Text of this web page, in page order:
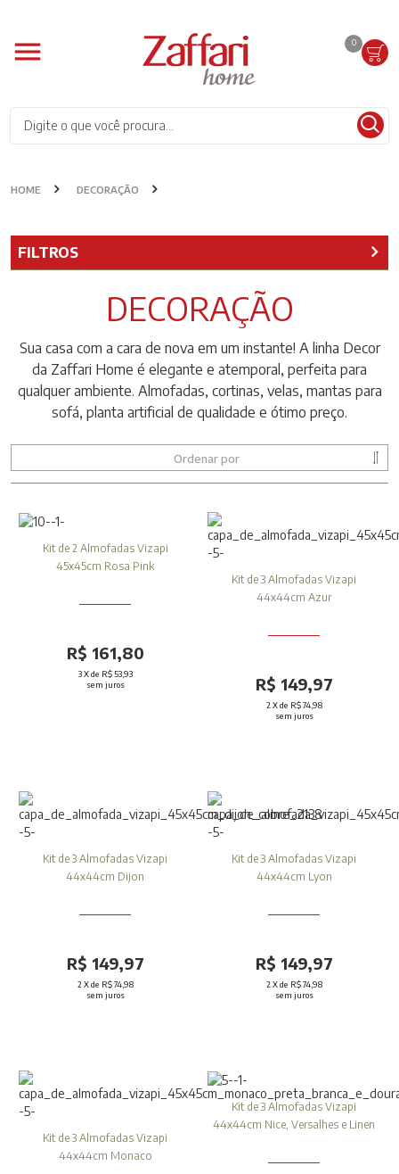
0
HOME DECORAÇÃO
FILTROS
DECORAÇÃO
Sua casa com a cara de nova em um instante! A linha Decor
da Zaffari Home é elegante e atemporal, perfeita para
qualquer ambiente. Almofadas, cortinas, velas, mantas para
sofá, planta artificial de qualidade e ótimo preço.
Ordenar por
Kit de 2 Almofadas Vizapi
45x45cm Rosa Pink
R$ 161,80
3X de R$ 53,93
sem juros
Kit de 3 Almofadas Vizapi
44x44cm Azur
R$ 149,97
2 X de R$ 74,98
sem juros
Kit de 3 Almofadas Vizapi
44x44cm Dijon
R$ 149,97
2 X de R$ 74,98
sem juros
Kit de 3 Almofadas Vizapi
44x44cm Lyon
R$ 149,97
2 X de R$ 74,98
sem juros
Kit de 3 Almofadas Vizapi
44x44cm Monaco
Kit de 3 Almofadas Vizapi
44x44cm Nice, Versalhes e Linen